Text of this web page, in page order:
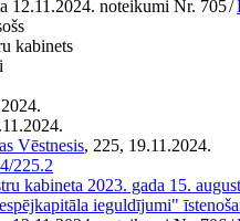
12.11.2024. noteikumi Nr. 705/
kabinets
Vēstnesis, 225, 19.11.2024.
225.2
kabineta 2023. gada 15.
ieguldījumi"